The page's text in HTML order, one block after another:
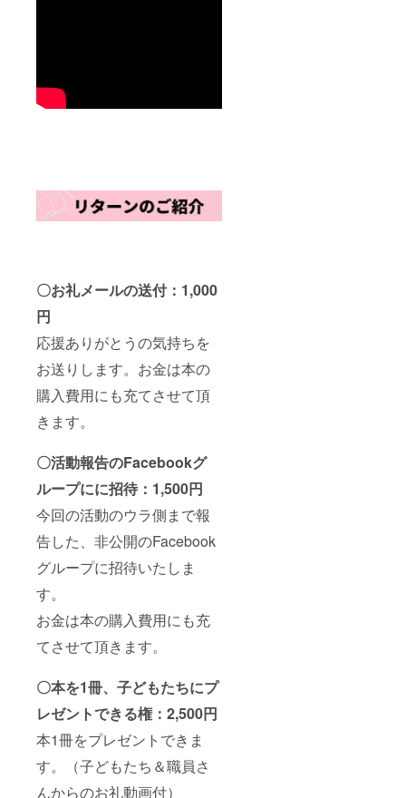
〇お礼メールの送付：1,000
円
応援ありがとうの気持ちを
お送りします。お金は本の
購入費用にも充てさせて頂
きます。
〇活動報告のFacebookグ
ループにに招待：1,500円
今回の活動のウラ側まで報
告した、非公開のFacebook
グループに招待いたしま
す。
お金は本の購入費用にも充
てさせて頂きます。
〇本を1冊、子どもたちにプ
レゼントできる権：2,500円
本1冊をプレゼントできま
す。（子どもたち＆職員さ
んからのお礼動画付）